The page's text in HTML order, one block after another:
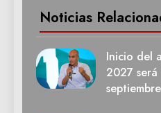
Noticias
Inicio del
2027
septiembre